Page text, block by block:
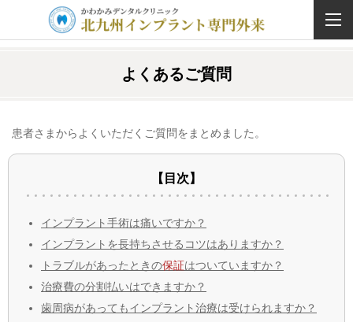
よくあるご質問
患者さまからよくいただくご質問をまとめました。
【目次】
インプラント手術は痛いですか？
インプラントを長持ちさせるコツはありますか？
トラブルがあったときの保証はついていますか？
治療費の分割払いはできますか？
歯周病があってもインプラント治療は受けられますか？